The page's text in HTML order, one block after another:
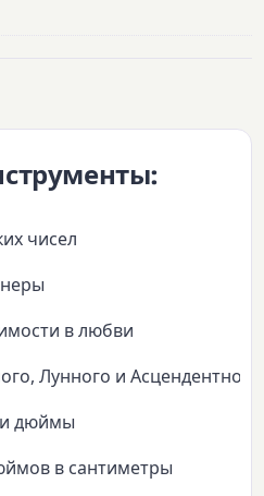
чисел
в любви
Лунного и Асцендентного
дюймы
в сантиметры